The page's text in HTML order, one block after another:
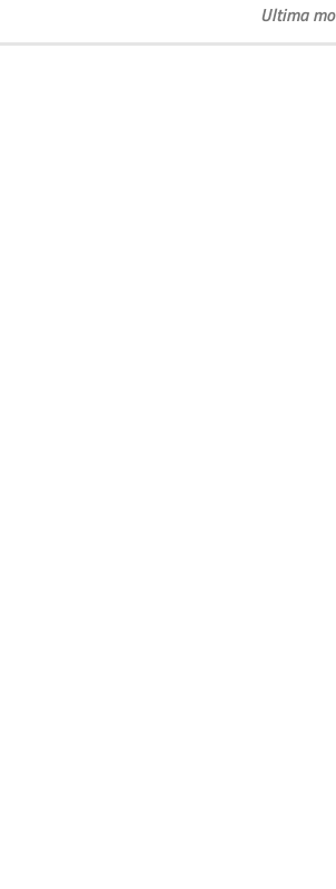
Ultima